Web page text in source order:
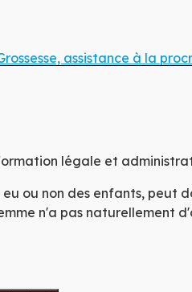
assistance à la
légale et
ou non des enfants,
n'a pas naturellement